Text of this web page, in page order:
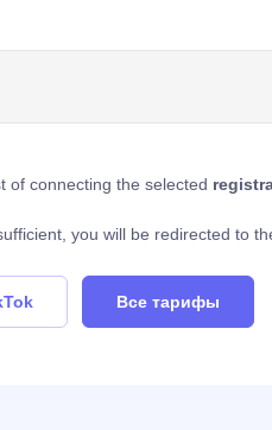
of connecting the selected
you will be redirected to
Все тарифы